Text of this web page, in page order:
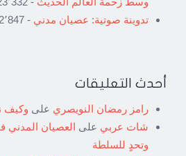
تدوينة صوتية: عصيان مدني - 22٬847 views
أحدث التعليقات
رامز رمضان النويصري على وكيف
شات عربي على العصيان
وتحدٍ للسلطة